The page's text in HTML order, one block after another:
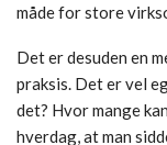
måde for store
Det er desuden en
praksis. Det er vel
det? Hvor mange
hverdag, at man